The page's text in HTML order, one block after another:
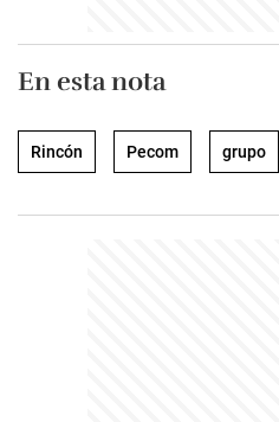
En esta nota
Rincón Pecom grupo